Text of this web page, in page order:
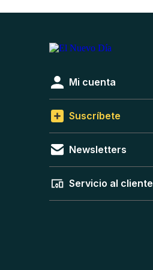
Mi cuenta
Suscríbete
Newsletters
Servicio al cliente